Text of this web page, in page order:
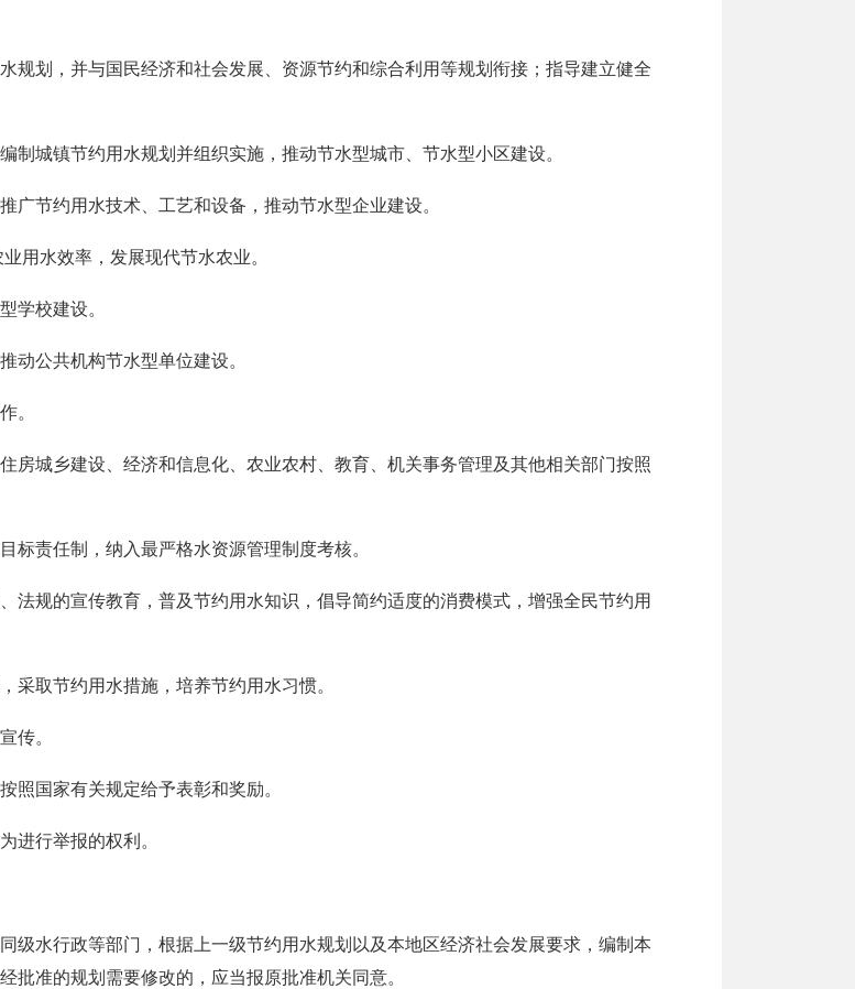
规划，并与国民经济和社会发展、资源节约和综合利用等规划衔接；指导建立健全
城镇节约用水规划并组织实施，推动节水型城市、节水型小区建设。
节约用水技术、工艺和设备，推动节水型企业建设。
用水效率，发展现代节水农业。
学校建设。
动公共机构节水型单位建设。
。
房城乡建设、经济和信息化、农业农村、教育、机关事务管理及其他相关部门按照
责任制，纳入最严格水资源管理制度考核。
规的宣传教育，普及节约用水知识，倡导简约适度的消费模式，增强全民节约用
采取节约用水措施，培养节约用水习惯。
传。
国家有关规定给予表彰和奖励。
进行举报的权利。
水行政等部门，根据上一级节约用水规划以及本地区经济社会发展要求，编制本
批准的规划需要修改的，应当报原批准机关同意。